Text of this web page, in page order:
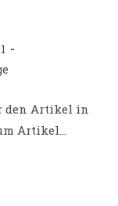
den Artikel in
Artikel...